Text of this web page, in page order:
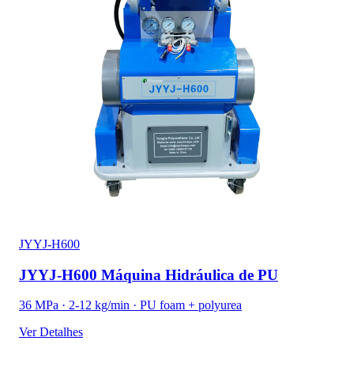
JYYJ-H600
JYYJ-H600 Máquina Hidráulica de PU
36 MPa · 2-12 kg/min · PU foam + polyurea
Ver Detalhes